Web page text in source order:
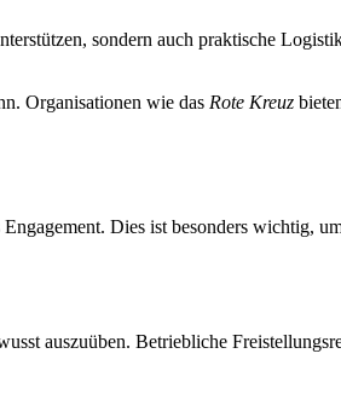
sondern auch praktische
Organisationen wie das Rote Kreuz
Dies ist besonders wichtig,
auszuüben. Betriebliche